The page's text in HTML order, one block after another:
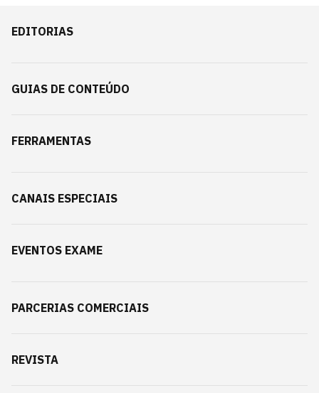
EDITORIAS
GUIAS DE CONTEÚDO
FERRAMENTAS
CANAIS ESPECIAIS
EVENTOS EXAME
PARCERIAS COMERCIAIS
REVISTA